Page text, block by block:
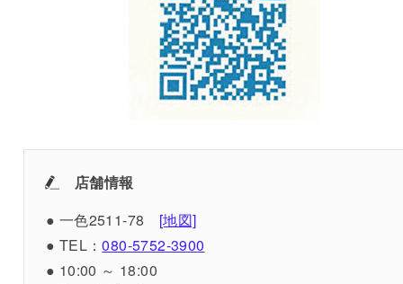
店舗情報
● 一色2511-78 [地図]
● TEL：080-5752-3900
● 10:00 ～ 18:00